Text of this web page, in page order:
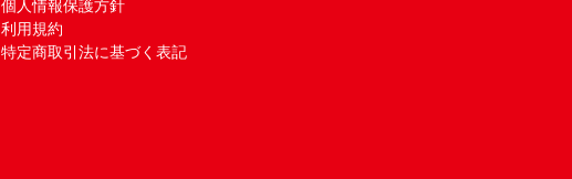
個人情報保護方針
利用規約
特定商取引法に基づく表記